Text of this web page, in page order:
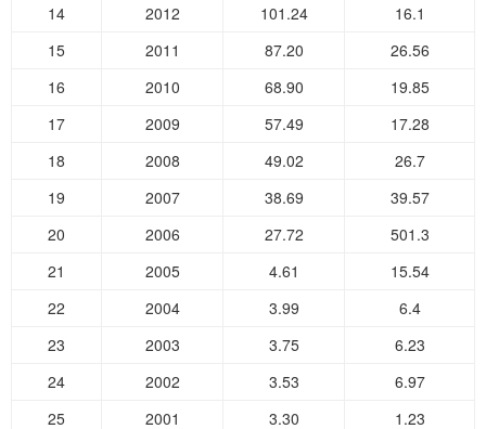
14
2012 101.24
16.1
15
2011 87.20
26.56
16
2010 68.90
19.85
17
2009 57.49
17.28
18
2008 49.02
26.7
19
2007 38.69
39.57
20
2006 27.72
501.3
21
2005 4.61
15.54
22
2004 3.99
6.4
23
2003 3.75
6.23
24
2002 3.53
6.97
25
2001 3.30
1.23